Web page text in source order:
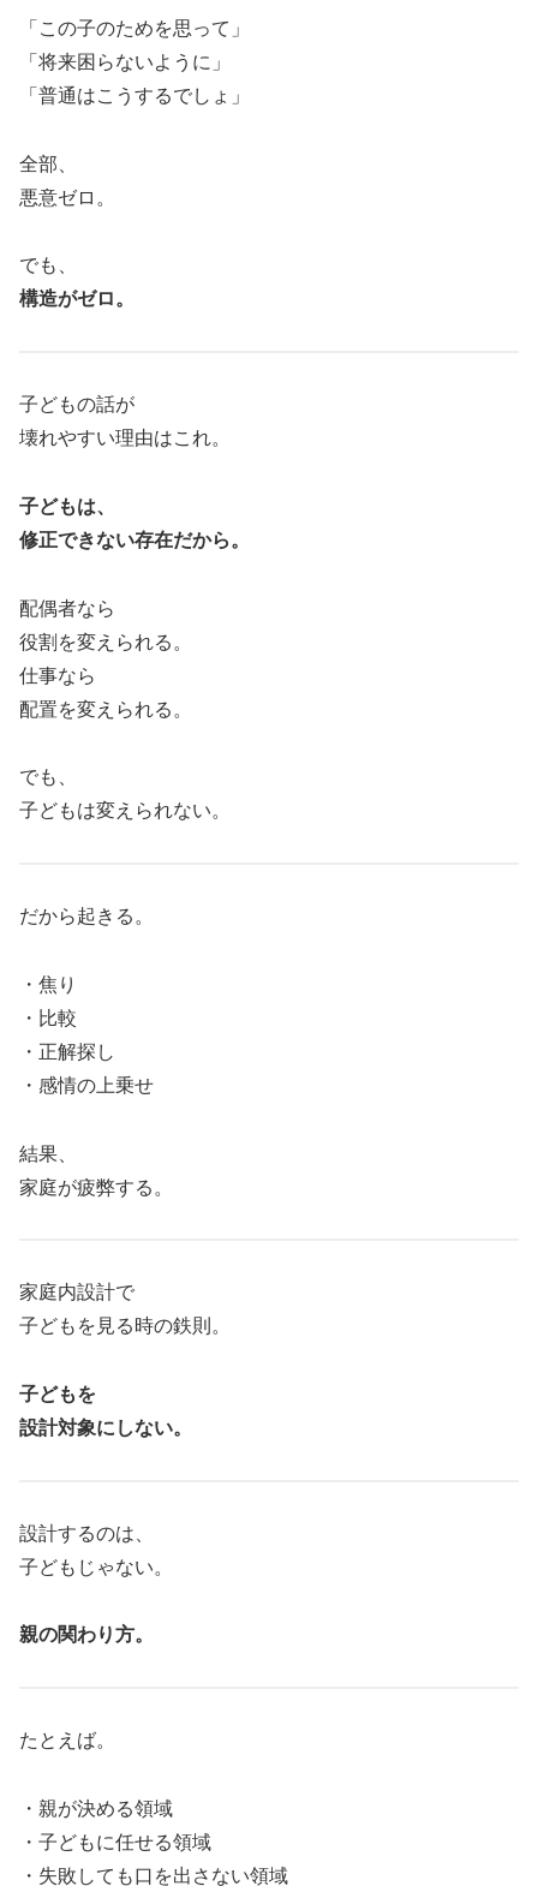
「この子のためを思って」
「将来困らないように」
「普通はこうするでしょ」
全部、
悪意ゼロ。
でも、
構造がゼロ。
子どもの話が
壊れやすい理由はこれ。
子どもは、
修正できない存在だから。
配偶者なら
役割を変えられる。
仕事なら
配置を変えられる。
でも、
子どもは変えられない。
だから起きる。
・焦り
・比較
・正解探し
・感情の上乗せ
結果、
家庭が疲弊する。
家庭内設計で
子どもを見る時の鉄則。
子どもを
設計対象にしない。
設計するのは、
子どもじゃない。
親の関わり方。
たとえば。
・親が決める領域
・子どもに任せる領域
・失敗しても口を出さない領域